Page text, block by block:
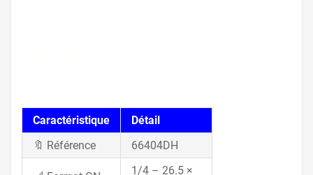
Caractéristique
Détail
🔖 Référence
66404DH
1/4 – 26.5 ×